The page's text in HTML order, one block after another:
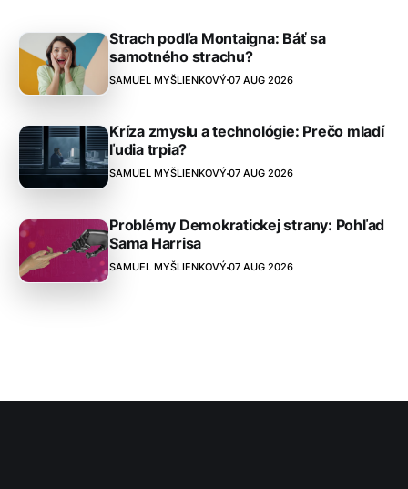
Strach podľa Montaigna: Báť sa
samotného strachu?
SAMUEL MYŠLIENKOVÝ 07 AUG 2026
Kríza zmyslu a technológie: Prečo mladí
ľudia trpia?
SAMUEL MYŠLIENKOVÝ 07 AUG 2026
Problémy Demokratickej strany: Pohľad
Sama Harrisa
SAMUEL MYŠLIENKOVÝ 07 AUG 2026